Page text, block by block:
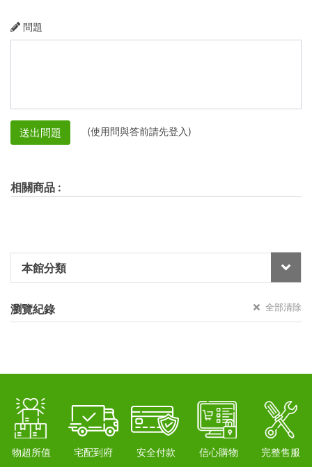
本館分類
瀏覽紀錄 全部清除
問題
送出問題 (使用問與答前請先登入)
相關商品 :
物超所值 宅配到府 安全付款 信心購物 完整售服